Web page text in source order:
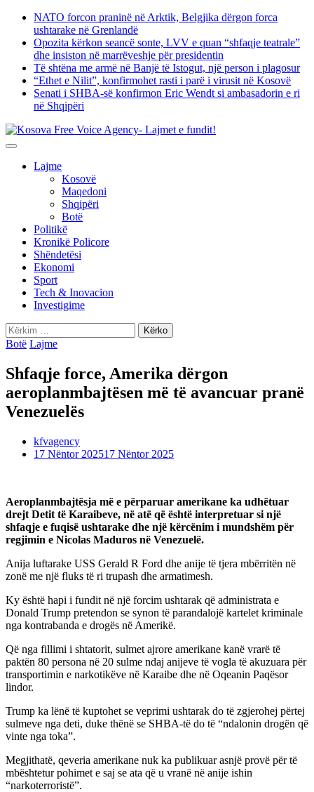
Skip
content
NATO forcon praninë në Arktik, Belgjika dërgon forca
ushtarake në Grenlandë
Opozita kërkon seancë sonte, LVV e quan “shfaqje teatrale”
dhe insiston në marrëveshje për presidentin
Të shtëna me armë në Banjë të Istogut, një person i plagosur
“Ethet e Nilit”, konfirmohet rasti i parë i virusit në Kosovë
Senati i SHBA-së konfirmon Eric Wendt si ambasadorin e ri
në Shqipëri
Lajme
Kosovë
Maqedoni
Shqipëri
Botë
Politikë
Kronikë Policore
Shëndetësi
Ekonomi
Sport
Tech & Inovacion
Investigime
Kërko
për:
Botë Lajme
Shfaqje force, Amerika dërgon
aeroplanmbajtësen më të avancuar pranë
Venezuelës
kfvagency
17 Nëntor 202517 Nëntor 2025
Aeroplanmbajtësja më e përparuar amerikane ka udhëtuar
drejt Detit të Karaibeve, në atë që është interpretuar si një
shfaqje e fuqisë ushtarake dhe një kërcënim i mundshëm për
regjimin e Nicolas Maduros në Venezuelë.
Anija luftarake USS Gerald R Ford dhe anije të tjera mbërritën në
zonë me një fluks të ri trupash dhe armatimesh.
Ky është hapi i fundit në një forcim ushtarak që administrata e
Donald Trump pretendon se synon të parandalojë kartelet kriminale
nga kontrabanda e drogës në Amerikë.
Që nga fillimi i shtatorit, sulmet ajrore amerikane kanë vrarë të
paktën 80 persona në 20 sulme ndaj anijeve të vogla të akuzuara për
transportimin e narkotikëve në Karaibe dhe në Oqeanin Paqësor
lindor.
Trump ka lënë të kuptohet se veprimi ushtarak do të zgjerohej përtej
sulmeve nga deti, duke thënë se SHBA-të do të “ndalonin drogën që
vinte nga toka”.
Megjithatë, qeveria amerikane nuk ka publikuar asnjë provë për të
mbështetur pohimet e saj se ata që u vranë në anije ishin
“narkoterroristë”.